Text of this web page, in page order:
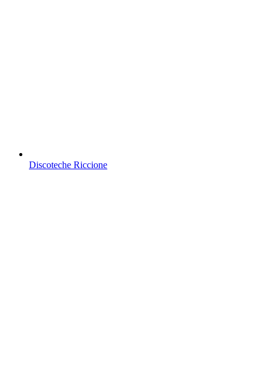
Discoteche Riccione